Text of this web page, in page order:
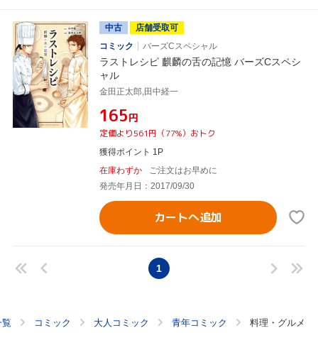
中古
店舗受取可
コミック
バーズCスペシャル
ラストレシピ 麒麟の舌の記憶 バーズCスペシ
ャル
金田正太郎,田中経一
¥165円
定価より561円（77%）おトク
獲得ポイント 1P
在庫わずか
ご注文はお早めに
発売年月日：2017/09/30
カートへ追加
1
コミック 大人コミック 青年コミック 料理・グルメ